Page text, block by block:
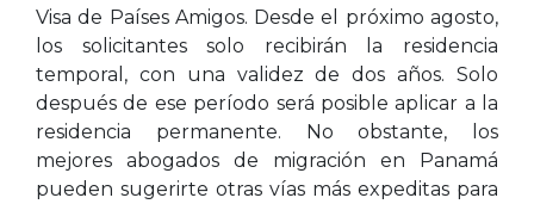
Visa de Países Amigos. Desde el próximo agosto,
los solicitantes solo recibirán la residencia
temporal, con una validez de dos años. Solo
después de ese período será posible aplicar a la
residencia permanente. No obstante, los
mejores abogados de migración en Panamá
pueden sugerirte otras vías más expeditas para